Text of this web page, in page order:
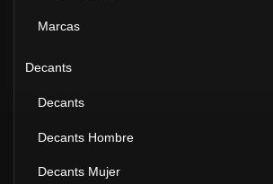
Marcas
Decants
Decants
Decants Hombre
Decants Mujer